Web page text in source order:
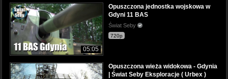
05:05
Opuszczona jednostka wojskowa w
Gdyni 11 BAS
Świat Seby
720p
Opuszczona wieża widokowa - Gdynia
| Świat Seby Eksploracje ( Urbex )